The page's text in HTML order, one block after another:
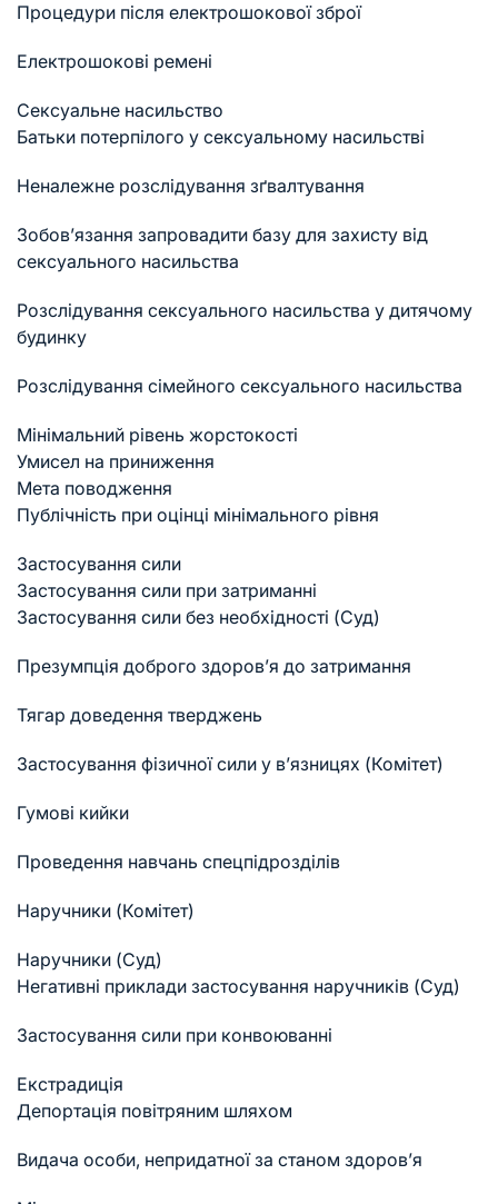
Процедури після електрошокової зброї
Електрошокові ремені
Сексуальне насильство
Батьки потерпілого у сексуальному насильстві
Неналежне розслідування зґвалтування
Зобов’язання запровадити базу для захисту від
сексуального насильства
Розслідування сексуального насильства у дитячому
будинку
Розслідування сімейного сексуального насильства
Мінімальний рівень жорстокості
Умисел на приниження
Мета поводження
Публічність при оцінці мінімального рівня
Застосування сили
Застосування сили при затриманні
Застосування сили без необхідності (Суд)
Презумпція доброго здоров’я до затримання
Тягар доведення тверджень
Застосування фізичної сили у в’язницях (Комітет)
Гумові кийки
Проведення навчань спецпідрозділів
Наручники (Комітет)
Наручники (Суд)
Негативні приклади застосування наручників (Суд)
Застосування сили при конвоюванні
Екстрадиція
Депортація повітряним шляхом
Видача особи, непридатної за станом здоров’я